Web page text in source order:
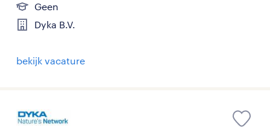
Geen
Dyka B.V.
bekijk vacature